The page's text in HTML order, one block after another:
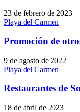
23 de febrero de 2023
Playa del Carmen
Promoción de
9 de agosto de 2022
Playa del Carmen
Restaurantes de
18 de abril de 2023